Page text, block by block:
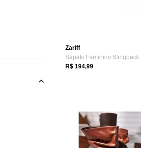
Zariff
R$ 194,99